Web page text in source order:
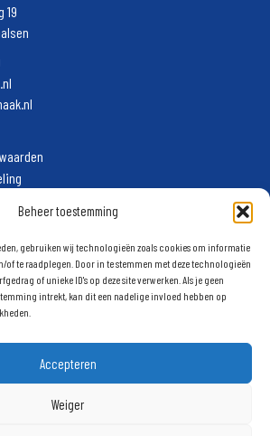
Beheer toestemming
gebruiken wij technologieën zoals cookies om informatie
of te raadplegen. Door in te stemmen met deze technologieën
of unieke ID's op deze site verwerken. Als je geen
intrekt, kan dit een nadelige invloed hebben op
Accepteren
Weiger
19
onze nieuwsbrief